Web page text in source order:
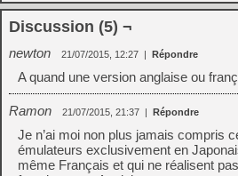
Discussion (5) ¬
newton 21/07/2015, 12:27 | Répondre
A quand une version anglaise ou
Ramon 21/07/2015, 21:37 | Répondre
Je n’ai moi non plus jamais compris
émulateurs exclusivement en
même Français et qui ne réalisent